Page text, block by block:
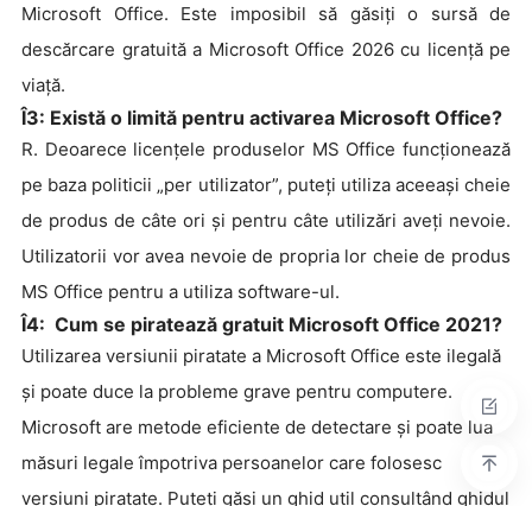
Microsoft Office. Este imposibil să găsiți o sursă de
descărcare gratuită a Microsoft Office 2026 cu licență pe
viață.
Î3: Există o limită pentru activarea Microsoft Office?
R. Deoarece licențele produselor MS Office funcționează
pe baza politicii „per utilizator”, puteți utiliza aceeași cheie
de produs de câte ori și pentru câte utilizări aveți nevoie.
Utilizatorii vor avea nevoie de propria lor cheie de produs
MS Office pentru a utiliza software-ul.
Î4: Cum se piratează gratuit Microsoft Office 2021?
Utilizarea versiunii piratate a Microsoft Office este ilegală
și poate duce la probleme grave pentru computere.
Microsoft are metode eficiente de detectare și poate lua
măsuri legale împotriva persoanelor care folosesc
versiuni piratate. Puteți găsi un ghid util consultând ghidul